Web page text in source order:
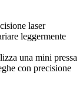
laser
leggermente
una mini pressa
con precisione